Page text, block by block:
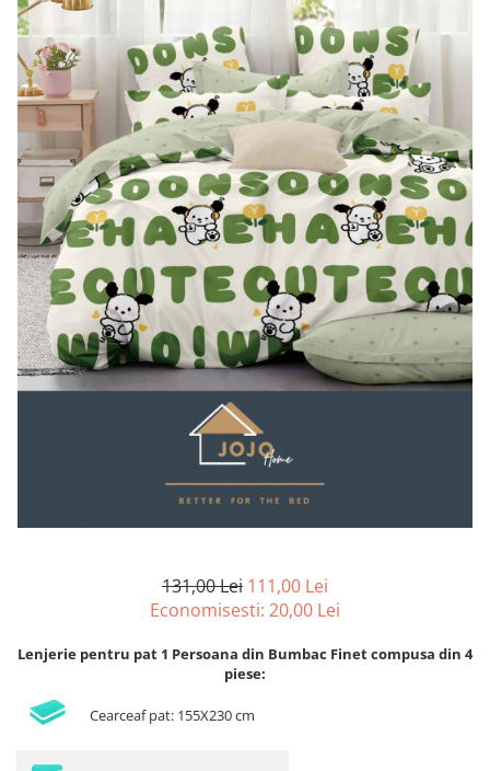
Lenjerii de pat Bumbac Poplin
Lenjerii de pat Catifea
Lenjerii de pat Damasc
Lenjerii de pat Finet + 2 Draperii
Lenjerii de pat Finet cu PLIURI
Lenjerii de pat finet Home
Lenjerii de pat Saten 4 piese cu
elastic
131,00 Lei 111,00 Lei
Economisesti: 20,00 Lei
Lenjerie pentru pat 1 Persoana din Bumbac Finet compusa din 4
piese:
Cearceaf pat: 155X230 cm